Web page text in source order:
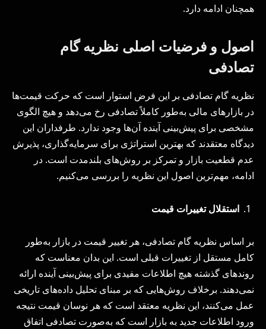
همچنان ادامه دارد.
اصول و فرضیات اصلی نظریه گام
تصادفی
نظریه گام تصادفی بر این فرض استوار است که حرکت قیمت‌ها
در بازارهای مالی به‌طور کاملاً تصادفی رخ می‌دهد و هیچ الگوی
مشخصی برای پیش‌بینی آینده آن‌ها وجود ندارد. طرفداران این
دیدگاه معتقدند که بهترین استراتژی برای سرمایه‌گذاری، پذیرش
عدم قطعیت بازار و تمرکز بر روش‌های بلندمدت است. در
ادامه، مهم‌ترین اصول این نظریه را بررسی می‌کنیم.
استقلال تغییرات قیمت
بر اساس نظریه گام تصادفی، هر تغییر قیمت در بازار به‌طور
کامل مستقل از تغییرات قبلی است. این بدان معناست که
روندهای گذشته هیچ اطلاعات مفیدی برای پیش‌بینی آینده ارائه
نمی‌دهند. برخلاف روش‌هایی که بر مبنای تحلیل داده‌های تاریخی
عمل می‌کنند، این نظریه معتقد است که هر نوسان قیمت نتیجه
ورود اطلاعات جدید به بازار است که به‌صورت تصادفی اتفاق